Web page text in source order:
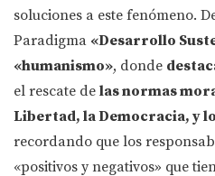
soluciones a este fenómeno.
Paradigma «Desarrollo
«humanismo», donde
el rescate de las normas
Libertad, la Democracia, y
recordando que los
«positivos y negativos» que